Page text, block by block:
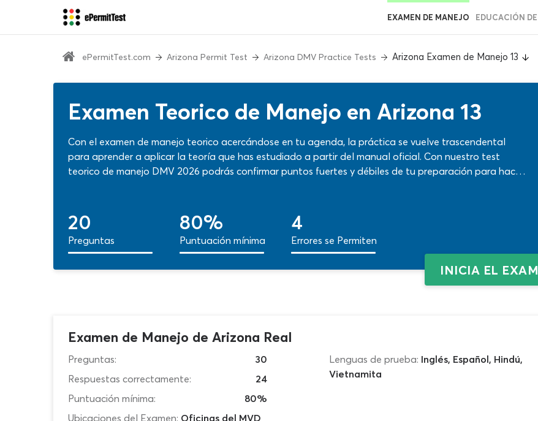
EXAMEN DE MANEJO EDUCACIÓN
ePermitTest.com Arizona Permit Test Arizona DMV Practice Tests Arizona Examen de Manejo 13
Examen Teorico de Manejo en Arizona 13
Con el examen de manejo teorico acercándose en tu agenda, la práctica se vuelve trascendental
para aprender a aplicar la teoría que has estudiado a partir del manual oficial. Con nuestro test
teorico de manejo DMV 2026 podrás confirmar puntos fuertes y débiles de tu preparación para hacer
20
Preguntas
80%
Puntuación mínima
4
Errores se Permiten
INICIA EL
Examen de Manejo de Arizona Real
Preguntas:
30
Respuestas correctamente:
24
Puntuación mínima:
80%
Ubicaciones del Examen: Oficinas del MVD
Lenguas de prueba: Inglés, Español, Hindú,
Vietnamita